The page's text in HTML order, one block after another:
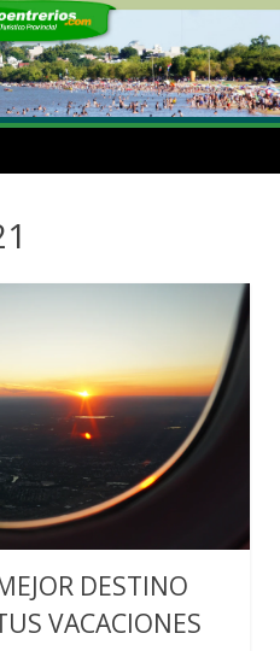
DESTINO
VACACIONES